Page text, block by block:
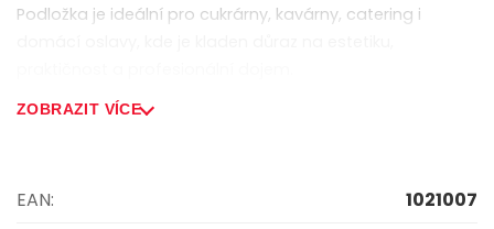
Podložka je ideální pro cukrárny, kavárny, catering i
ZOBRAZIT VÍCE
EAN: 1021007